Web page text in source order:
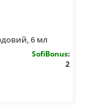
6 мл
SofiBonus:
2